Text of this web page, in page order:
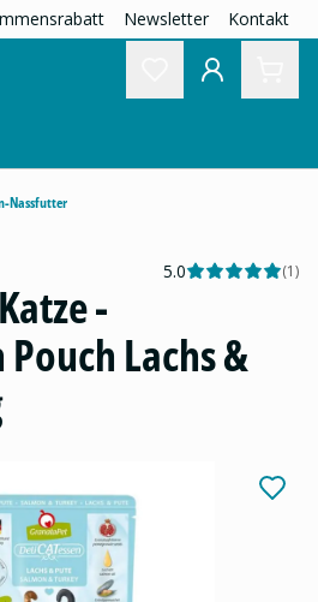
Newsletter Kontakt
Nassfutter
5.0 (1)
-
Lachs &